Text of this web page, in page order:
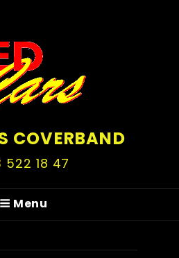
COVERBAND
522 18 47
Menu